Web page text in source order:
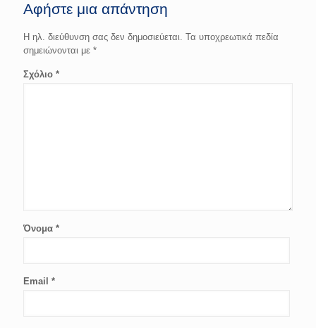
Αφήστε μια απάντηση
Η ηλ. διεύθυνση σας δεν δημοσιεύεται. Τα υποχρεωτικά πεδία
σημειώνονται με *
Σχόλιο *
Όνομα *
Email *